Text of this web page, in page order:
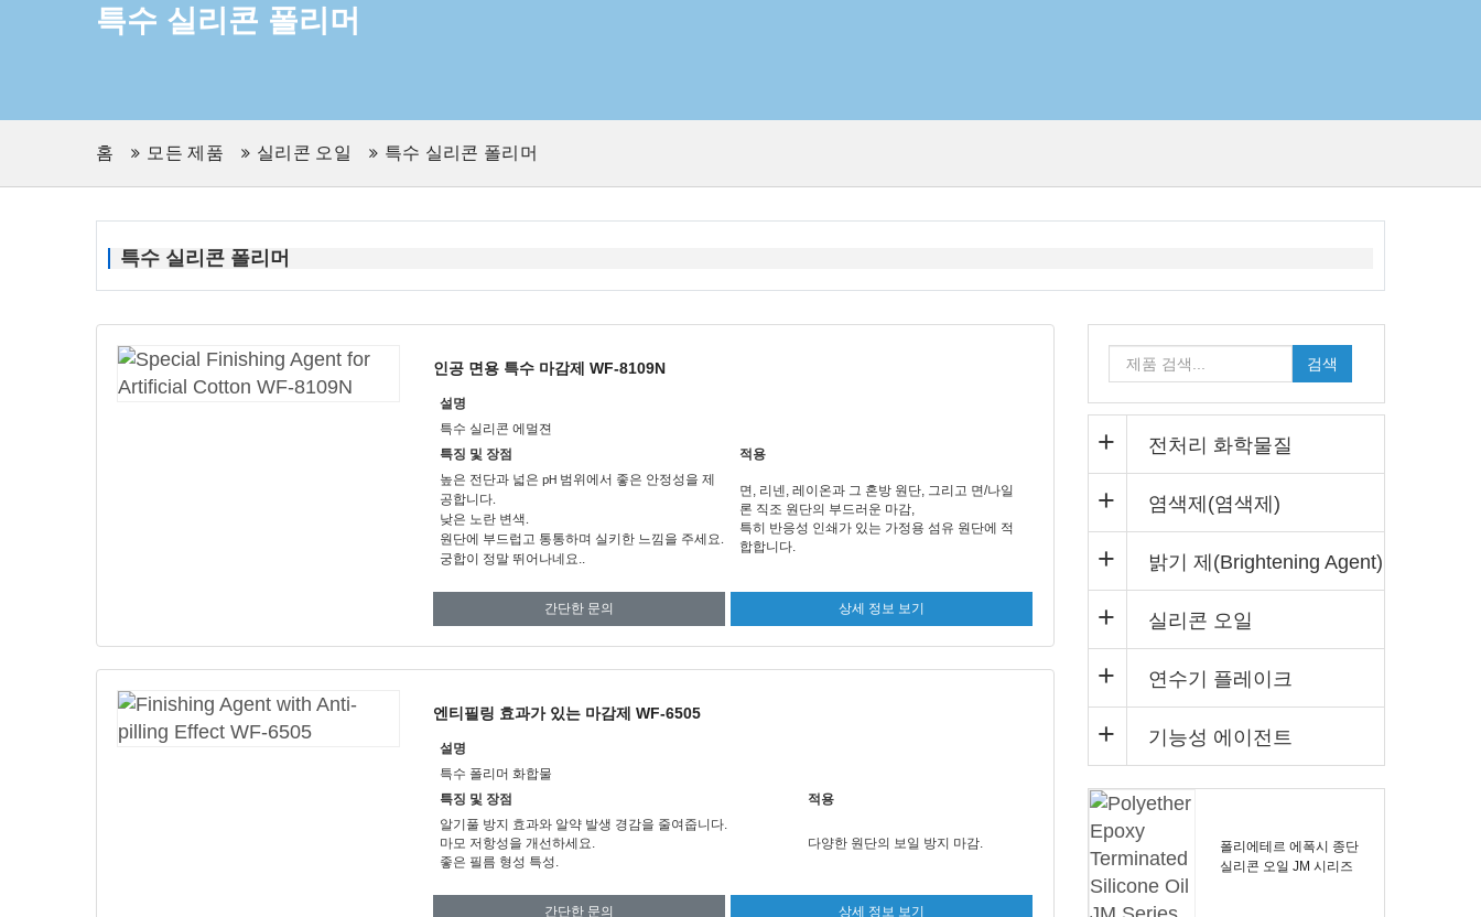
특수 실리콘 폴리머
홈 모든 제품 실리콘 오일 특수 실리콘 폴리머
특수 실리콘 폴리머
인공 면용 특수 마감제 WF-8109N
설명
특수 실리콘 에멀젼
특징 및 장점
적용
높은 전단과 넓은 pH 범위에서 좋은 안정성을 제
공합니다.
낮은 노란 변색.
원단에 부드럽고 통통하며 실키한 느낌을 주세요.
궁합이 정말 뛰어나네요..
면, 리넨, 레이온과 그 혼방 원단, 그리고 면/나일
론 직조 원단의 부드러운 마감,
특히 반응성 인쇄가 있는 가정용 섬유 원단에 적
합합니다.
간단한 문의 상세 정보 보기
엔티필링 효과가 있는 마감제 WF-6505
설명
특수 폴리머 화합물
특징 및 장점
적용
알기풀 방지 효과와 알약 발생 경감을 줄여줍니다.
마모 저항성을 개선하세요.
좋은 필름 형성 특성.
다양한 원단의 보일 방지 마감.
간단한 문의 상세 정보 보기
검색
전처리 화학물질
염색제(염색제)
밝기 제(Brightening Agent)
실리콘 오일
연수기 플레이크
기능성 에이전트
폴리에테르 에폭시 종단
실리콘 오일 JM 시리즈